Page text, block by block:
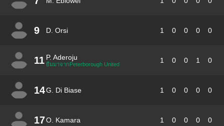
9 D. Orsi 1 0 0 0 0
11 P. Aderoju
ยืมมาจากPeterborough United 1 0 0 1 0
14G. Di Biase 1 0 0 0 0
17O. Kamara 1 0 0 0 0